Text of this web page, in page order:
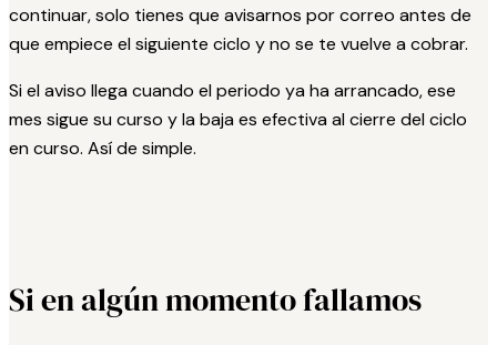
continuar, solo tienes que avisarnos por correo antes de
que empiece el siguiente ciclo y no se te vuelve a cobrar.
Si el aviso llega cuando el periodo ya ha arrancado, ese
mes sigue su curso y la baja es efectiva al cierre del ciclo
en curso. Así de simple.
Si en algún momento fallamos